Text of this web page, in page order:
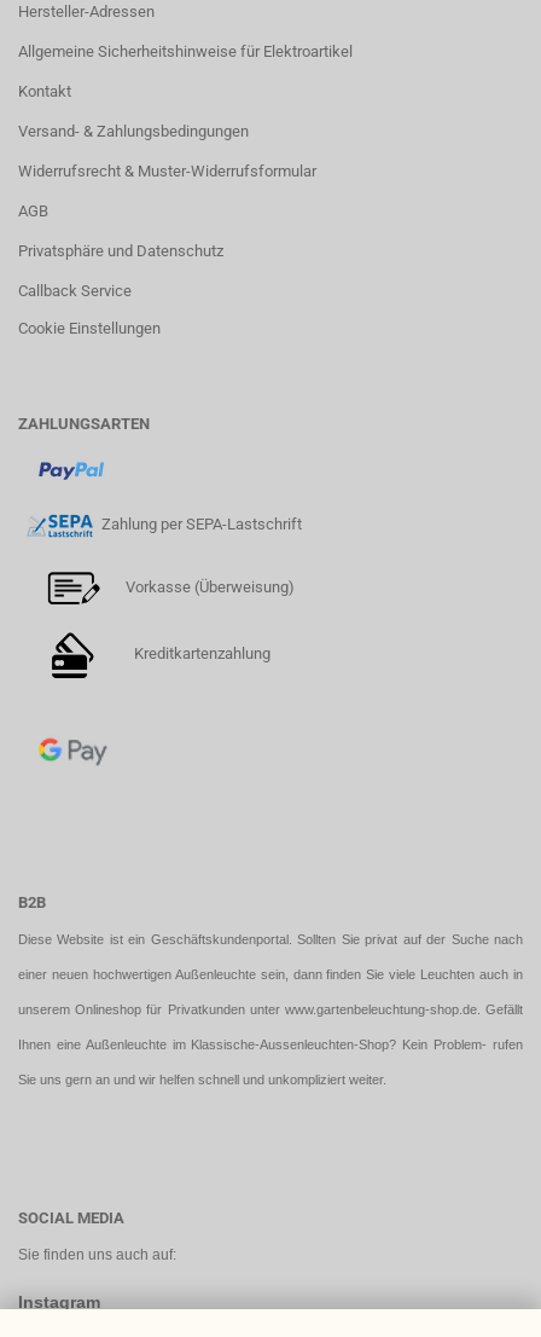
Hersteller-Adressen
Allgemeine Sicherheitshinweise für Elektroartikel
Kontakt
Versand- & Zahlungsbedingungen
Widerrufsrecht & Muster-Widerrufsformular
AGB
Privatsphäre und Datenschutz
Callback Service
Cookie Einstellungen
ZAHLUNGSARTEN
Zahlung per SEPA-Lastschrift
Vorkasse (Überweisung)
Kreditkartenzahlung
B2B
Diese Website ist ein Geschäftskundenportal. Sollten Sie privat auf der Suche nach
einer neuen hochwertigen Außenleuchte sein, dann finden Sie viele Leuchten auch in
unserem Onlineshop für Privatkunden unter www.gartenbeleuchtung-shop.de. Gefällt
Ihnen eine Außenleuchte im Klassische-Aussenleuchten-Shop? Kein Problem- rufen
Sie uns gern an und wir helfen schnell und unkompliziert weiter.
SOCIAL MEDIA
Sie finden uns auch auf:
Instagram